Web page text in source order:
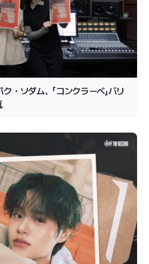
・ソダム、「コンクラーベ」バリ